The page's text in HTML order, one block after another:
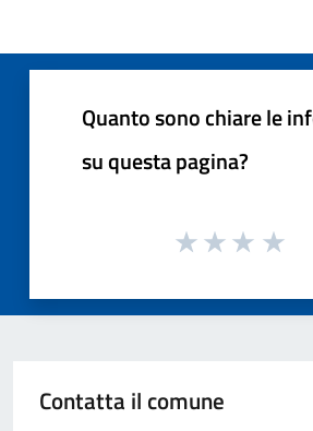
Quanto sono chiare le
su questa pagina?
Contatta il comune